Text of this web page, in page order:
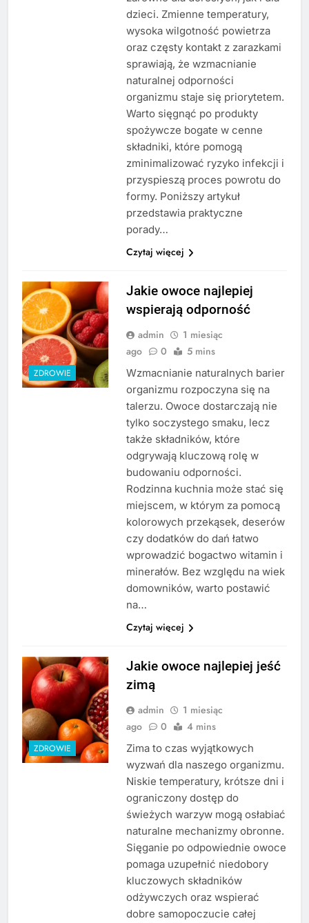
dzieci. Zmienne temperatury,
wysoka wilgotność powietrza
oraz częsty kontakt z zarazkami
sprawiają, że wzmacnianie
naturalnej odporności
organizmu staje się priorytetem.
Warto sięgnąć po produkty
spożywcze bogate w cenne
składniki, które pomogą
zminimalizować ryzyko infekcji i
przyspieszą proces powrotu do
formy. Poniższy artykuł
przedstawia praktyczne
porady…
Czytaj więcej
ZDROWIE
Jakie owoce najlepiej
wspierają odporność
admin
1 miesiąc
ago
0 5 mins
Wzmacnianie naturalnych barier
organizmu rozpoczyna się na
talerzu. Owoce dostarczają nie
tylko soczystego smaku, lecz
także składników, które
odgrywają kluczową rolę w
budowaniu odporności.
Rodzinna kuchnia może stać się
miejscem, w którym za pomocą
kolorowych przekąsek, deserów
czy dodatków do dań łatwo
wprowadzić bogactwo witamin i
minerałów. Bez względu na wiek
domowników, warto postawić
na…
Czytaj więcej
ZDROWIE
Jakie owoce najlepiej jeść
zimą
admin
1 miesiąc
ago
0 4 mins
Zima to czas wyjątkowych
wyzwań dla naszego organizmu.
Niskie temperatury, krótsze dni i
ograniczony dostęp do
świeżych warzyw mogą osłabiać
naturalne mechanizmy obronne.
Sięganie po odpowiednie owoce
pomaga uzupełnić niedobory
kluczowych składników
odżywczych oraz wspierać
dobre samopoczucie całej